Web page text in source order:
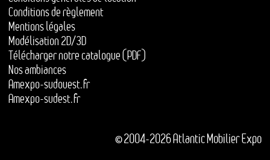
Conditions de règlement
Mentions légales
Modélisation 2D/3D
Télécharger notre catalogue (PDF)
Nos ambiances
Amexpo-sudouest.fr
Amexpo-sudest.fr
© 2004-2026 Atlantic Mobilier Expo